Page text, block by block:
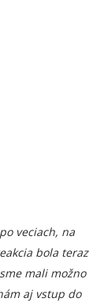
veciach, na
bola teraz
mali možno
aj vstup do